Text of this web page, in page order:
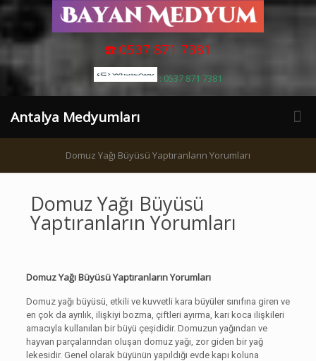
☎️:0537 871 7381
: 0537 871 7381
Antalya Medyumları
Domuz Yağı Büyüsü Yaptıranların Yorumları
Domuz Yağı Büyüsü
Yaptıranların Yorumları
Domuz Yağı Büyüsü Yaptıranların Yorumları
Domuz yağı büyüsü, etkili ve kuvvetli kara büyüler sınıfına giren ve
en çok da ayrılık, ilişkiyi bozma, çiftleri ayırma, karı koca ilişkileri
amacıyla kullanılan bir büyü çeşididir. Domuzun yağından ve
hayvan parçalarından oluşan domuz yağı, zor giden bir yağ
lekesidir. Genel olarak büyünün yapıldığı evde kapı koluna